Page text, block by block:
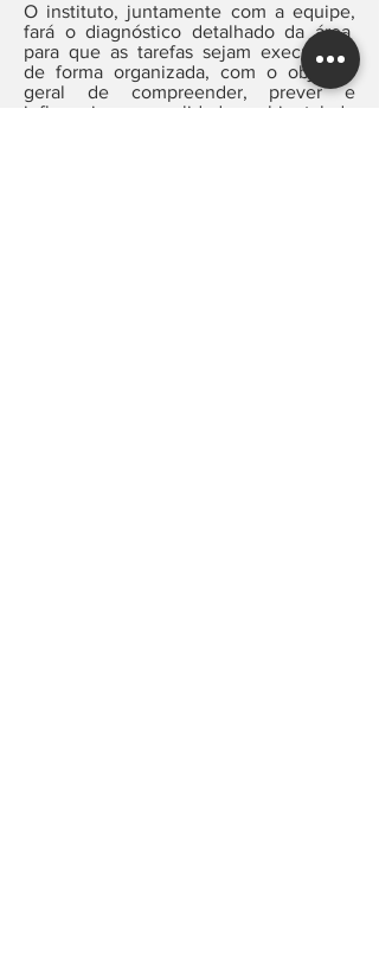
O instituto, juntamente com a equipe,
fará o diagnóstico detalhado da área
para que as tarefas sejam executadas
de forma organizada, com o objetivo
geral de compreender, prever e
influenciar na qualidade ambiental de